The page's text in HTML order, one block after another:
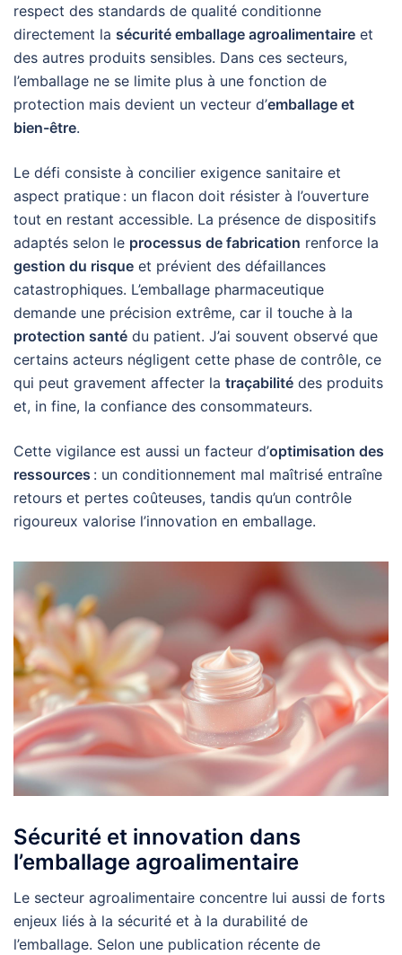
respect des standards de qualité conditionne
directement la sécurité emballage agroalimentaire et
des autres produits sensibles. Dans ces secteurs,
l’emballage ne se limite plus à une fonction de
protection mais devient un vecteur d’emballage et
bien-être.
Le défi consiste à concilier exigence sanitaire et
aspect pratique : un flacon doit résister à l’ouverture
tout en restant accessible. La présence de dispositifs
adaptés selon le processus de fabrication renforce la
gestion du risque et prévient des défaillances
catastrophiques. L’emballage pharmaceutique
demande une précision extrême, car il touche à la
protection santé du patient. J’ai souvent observé que
certains acteurs négligent cette phase de contrôle, ce
qui peut gravement affecter la traçabilité des produits
et, in fine, la confiance des consommateurs.
Cette vigilance est aussi un facteur d’optimisation des
ressources : un conditionnement mal maîtrisé entraîne
retours et pertes coûteuses, tandis qu’un contrôle
rigoureux valorise l’innovation en emballage.
Sécurité et innovation dans
l’emballage agroalimentaire
Le secteur agroalimentaire concentre lui aussi de forts
enjeux liés à la sécurité et à la durabilité de
l’emballage. Selon une publication récente de